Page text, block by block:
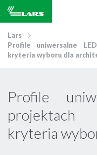
Lars
Profile uniwersalne
kryteria wyboru dla
Profile
projektach
kryteria